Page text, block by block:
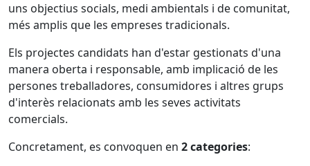
uns objectius socials, medi ambientals i de comunitat,
més amplis que les empreses tradicionals.
Els projectes candidats han d'estar gestionats d'una
manera oberta i responsable, amb implicació de les
persones treballadores, consumidores i altres grups
d'interès relacionats amb les seves activitats
comercials.
Concretament, es convoquen en 2 categories: